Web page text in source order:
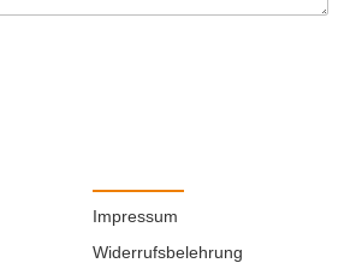
Impressum
Widerrufsbelehrung